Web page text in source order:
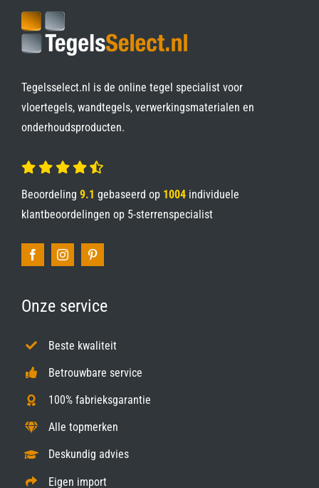
Tegelsselect.nl is de online tegel specialist voor
vloertegels, wandtegels, verwerkingsmaterialen en
onderhoudsproducten.
Beoordeling 9.1 gebaseerd op 1004individuele
klantbeoordelingen op 5-sterrenspecialist
Onze service
Beste kwaliteit
Betrouwbare service
100% fabrieksgarantie
Alle topmerken
Deskundig advies
Eigen import